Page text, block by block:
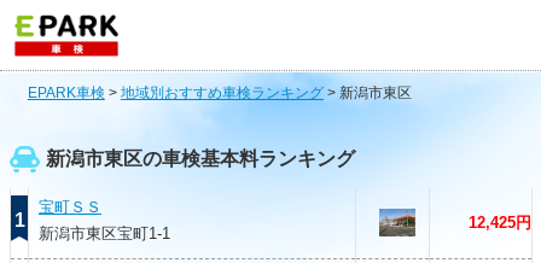
EPARK車検 > 地域別おすすめ車検ランキング> 新潟市東区
新潟市東区の車検基本料ランキング
1
宝町ＳＳ
新潟市東区宝町1-1
12,425円